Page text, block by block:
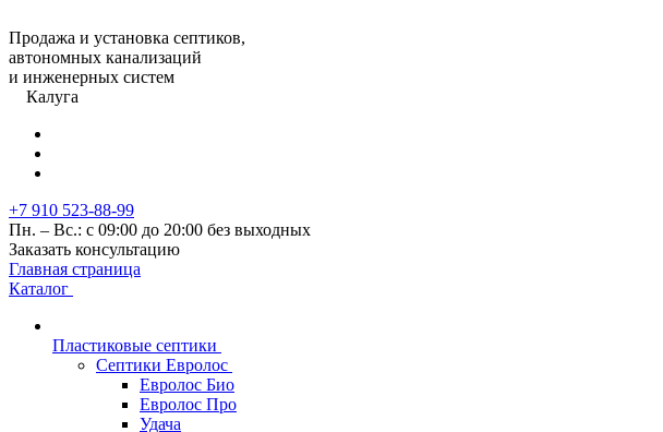
Продажа и установка септиков,
автономных канализаций
и инженерных систем
Калуга
+7 910 523-88-99
Пн. – Вс.: с 09:00 до 20:00 без выходных
Заказать консультацию
Главная страница
Каталог
Пластиковые септики
Септики Евролос
Евролос Био
Евролос Про
Удача